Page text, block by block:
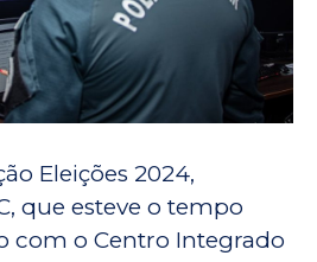
Eleições 2024,
que esteve o tempo
com o Centro Integrado